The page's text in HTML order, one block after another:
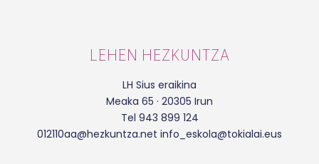
LEHEN HEZKUNTZA
LH Sius eraikina
Meaka 65 · 20305 Irun
Tel 943 899 124
012110aa@hezkuntza.net info_eskola@tokialai.eus